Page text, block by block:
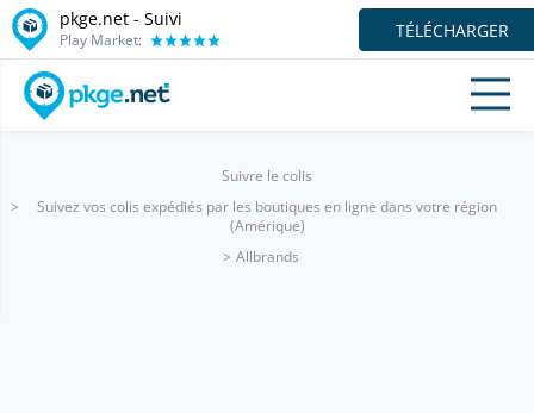
pkge.net - Suivi
Play Market: TÉLÉCHARGER
Suivre le colis
Suivez vos colis expédiés par les boutiques en ligne dans votre région
(Amérique)
Allbrands